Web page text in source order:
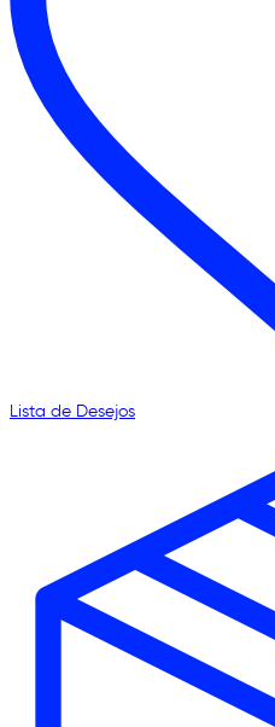
Lista de Desejos